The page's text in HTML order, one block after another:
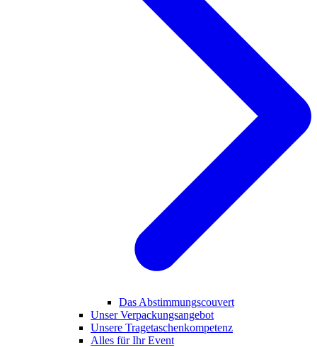
Das Abstimmungscouvert
Unser Verpackungsangebot
Unsere Tragetaschenkompetenz
Alles für Ihr Event